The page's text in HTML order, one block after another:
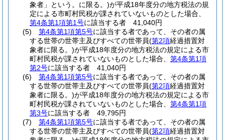
象者」という。に限る。)が平成18年度分の地方税法の規
定による市町村民税が課されていないものとした場合、
第4条第1項第1号に該当する者 41,040円
(5)
第4条第1項第5号に該当する者であって、その者の属
する世帯の世帯主及びすべての世帯員(第2項経過措置対
象者に限る。)が平成18年度分の地方税法の規定による市
町村民税が課されていないものとした場合、 第4条第1項
第2号に該当する者 41,040円
(6)
第4条第1項第5号に該当する者であって、その者の属
する世帯の世帯主及びすべての世帯員(第2項経過措置対
象者に限る。)が平成18年度分の地方税法の規定による市
町村民税が課されていないものとした場合、 第4条第1項
第3号に該当する者 49,795円
(7)
第4条第1項第5号に該当する者であって、その者の属
する世帯の世帯主及びすべての世帯員(第2項経過措置対